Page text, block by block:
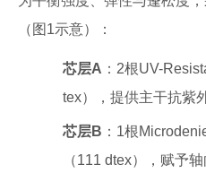
（图1示意）：
芯层A ：2根UV-
tex），提供主干抗紫
芯层B ：1根
（111 dtex），赋予